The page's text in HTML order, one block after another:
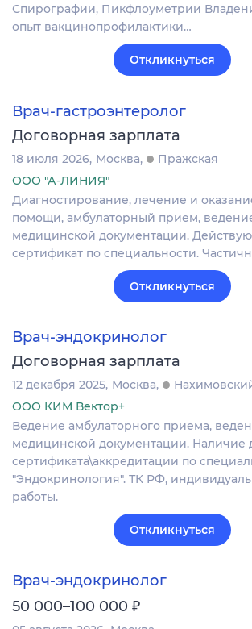
Спирографии, Пикфлоуметрии
опыт вакцинопрофилактики…
Откликнуться
Врач-гастроэнтеролог
Договорная зарплата
18 июля 2026 Москва
Пражская
ООО "А-ЛИНИЯ"
Диагностирование, лечение и
помощи, амбулаторный прием,
медицинской документации.
сертификат по специальности.
Откликнуться
Врач-эндокринолог
Договорная зарплата
12 декабря 2025 Москва
ООО КИМ Вектор+
Ведение амбулаторного приема,
медицинской документации. Наличие
сертификата\аккредитации по
"Эндокринология". ТК РФ,
работы.
Откликнуться
Врач-эндокринолог
50 000–100 000 ₽